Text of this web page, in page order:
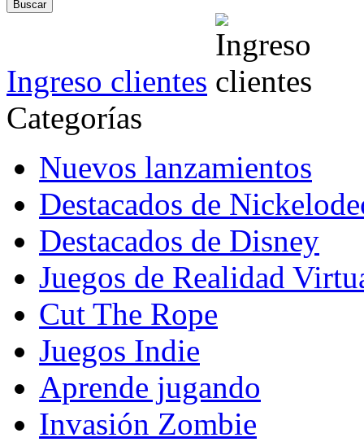
Ingreso clientes
Categorías
Nuevos lanzamientos
Destacados de
Destacados de Disney
Juegos de Realidad
Cut The Rope
Juegos Indie
Aprende jugando
Invasión Zombie